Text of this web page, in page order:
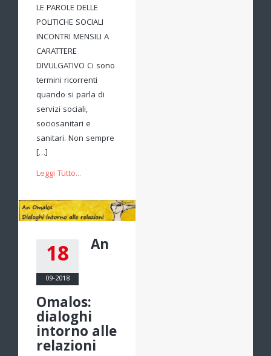
LE PAROLE DELLE
POLITICHE SOCIALI
INCONTRI MENSILI A
CARATTERE
DIVULGATIVO Ci sono
termini ricorrenti
quando si parla di
servizi sociali,
sociosanitari e
sanitari. Non sempre
[…]
Leggi Tutto...
18
09-2018
An
Omalos:
dialoghi
intorno alle
relazioni